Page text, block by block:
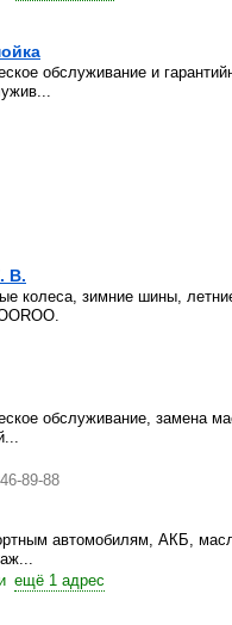
обслуживание и
В.
колеса, зимние шины,
обслуживание, замена
89-88
автомобилям, АКБ,
ещё 1 адрес